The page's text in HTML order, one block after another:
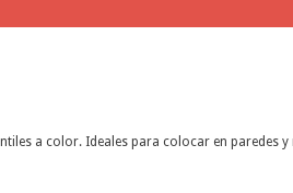
a color. Ideales para colocar en paredes y